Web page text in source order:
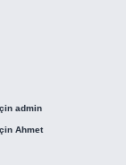
admin
Ahmet